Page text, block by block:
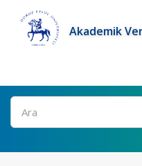
Akademik
Ara